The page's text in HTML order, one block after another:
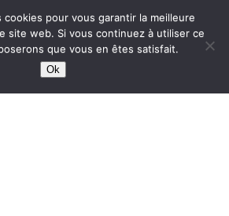
is protected bywp-copyrightpro.com
cookies pour vous garantir la meilleure
site web. Si vous continuez à utiliser ce
que vous en êtes satisfait.
Ok